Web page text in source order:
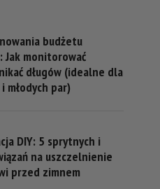
budżetu
Jak monitorować
długów (idealne dla
młodych par)
DIY: 5 sprytnych i
na uszczelnienie
przed zimnem